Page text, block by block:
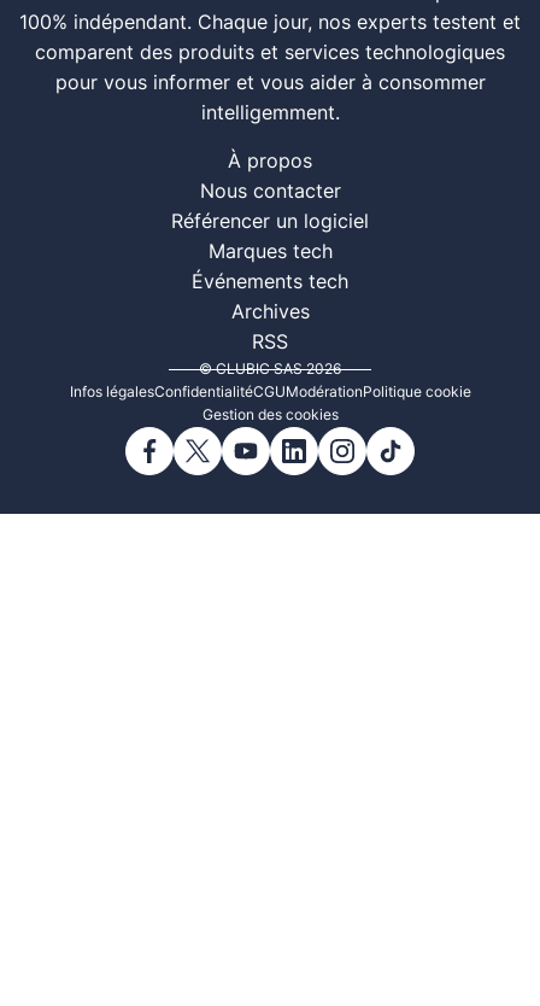
100% indépendant. Chaque jour, nos experts testent et
comparent des produits et services technologiques
pour vous informer et vous aider à consommer
intelligemment.
À propos
Nous contacter
Référencer un logiciel
Marques tech
Événements tech
Archives
RSS
© CLUBIC SAS 2026
Infos légalesConfidentialitéCGUModérationPolitique cookie
Gestion des cookies